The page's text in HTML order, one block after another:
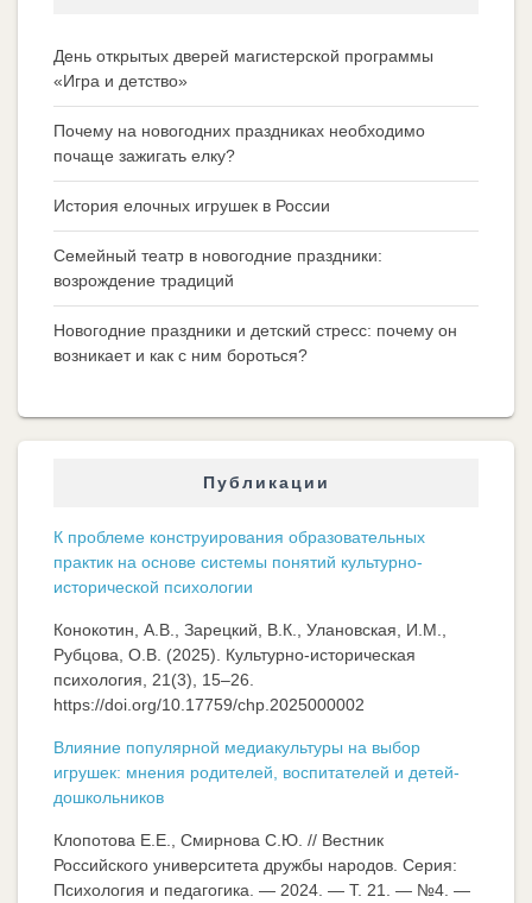
День открытых дверей магистерской программы
«Игра и детство»
Почему на новогодних праздниках необходимо
почаще зажигать елку?
История елочных игрушек в России
Семейный театр в новогодние праздники:
возрождение традиций
Новогодние праздники и детский стресс: почему он
возникает и как с ним бороться?
Публикации
К проблеме конструирования образовательных
практик на основе системы понятий культурно-
исторической психологии
Конокотин, А.В., Зарецкий, В.К., Улановская, И.М.,
Рубцова, О.В. (2025). Культурно-историческая
психология, 21(3), 15–26.
https://doi.org/10.17759/chp.2025000002
Влияние популярной медиакультуры на выбор
игрушек: мнения родителей, воспитателей и детей-
дошкольников
Клопотова Е.Е., Смирнова С.Ю. // Вестник
Российского университета дружбы народов. Серия:
Психология и педагогика. — 2024. — Т. 21. — №4. —